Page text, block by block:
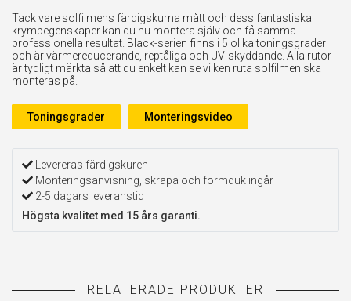
Tack vare solfilmens färdigskurna mått och dess fantastiska
krympegenskaper kan du nu montera själv och få samma
professionella resultat. Black-serien finns i 5 olika toningsgrader
och är värmereducerande, reptåliga och UV-skyddande. Alla rutor
är tydligt märkta så att du enkelt kan se vilken ruta solfilmen ska
monteras på.
Toningsgrader Monteringsvideo
Levereras färdigskuren
Monteringsanvisning, skrapa och formduk ingår
2-5 dagars leveranstid
Högsta kvalitet med 15 års garanti.